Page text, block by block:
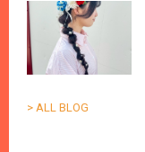
> ALL BLOG